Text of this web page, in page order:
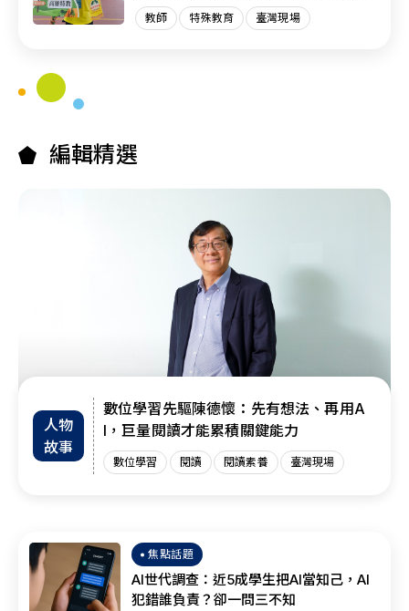
教師 特殊教育 臺灣現場
編輯精選
人物
故事
數位學習先驅陳德懷：先有想法、再用A
I，巨量閱讀才能累積關鍵能力
數位學習 閱讀 閱讀素養 臺灣現場
焦點話題
AI世代調查：近5成學生把AI當知己，AI
犯錯誰負責？卻一問三不知